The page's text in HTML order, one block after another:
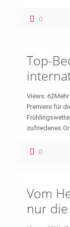
0
Top-
Views:
Premiere für
zufriedenes
0
Vom
nur